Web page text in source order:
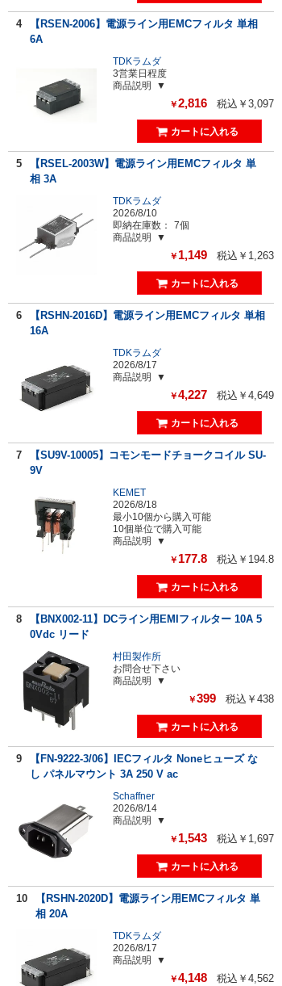
4
【RSEN-2006】電源ライン用EMCフィルタ 単相
6A
TDKラムダ
3営業日程度
商品説明
￥2,816 税込￥3,097
5
【RSEL-2003W】電源ライン用EMCフィルタ 単
相 3A
TDKラムダ
2026/8/10
即納在庫数：
7個
商品説明
￥ 1,149 税込￥1,263
6
【RSHN-2016D】電源ライン用EMCフィルタ 単相
16A
TDKラムダ
2026/8/17
商品説明
￥4,227 税込￥4,649
7
【SU9V-10005】コモンモードチョークコイル SU-
9V
KEMET
2026/8/18
最小10個から購入可能
10個単位で購入可能
商品説明
￥ 177.8 税込￥194.8
8
【BNX002-11】DCライン用EMIフィルター 10A 5
0Vdc リード
村田製作所
お問合せ下さい
商品説明
￥399 税込￥438
9
【FN-9222-3/06】IECフィルタ Noneヒューズ な
し パネルマウント 3A 250 V ac
Schaffner
2026/8/14
商品説明
￥ 1,543 税込￥1,697
10
【RSHN-2020D】電源ライン用EMCフィルタ 単
相 20A
TDKラムダ
2026/8/17
商品説明
￥4,148 税込￥4,562